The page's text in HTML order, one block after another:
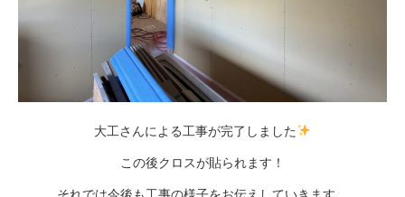
大工さんによる工事が完了しました
この後クロスが貼られます！
それでは今後も工事の様子をお伝えしていきます。